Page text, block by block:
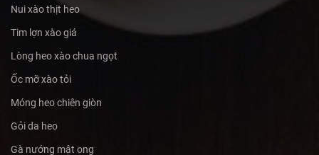
Nui xào thịt heo
Tim lợn xào giá
Lòng heo xào chua ngọt
Ốc mỡ xào tỏi
Móng heo chiên giòn
Gỏi da heo
Gà nướng mật ong